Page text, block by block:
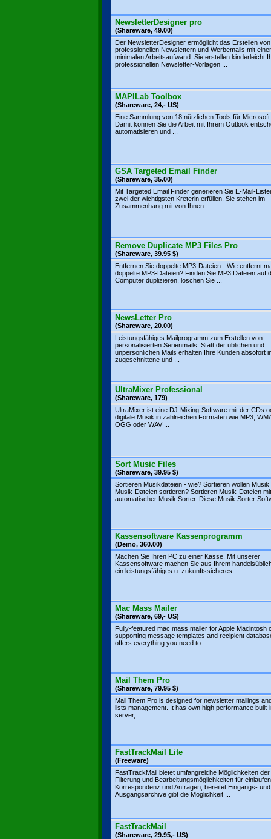
NewsletterDesigner pro
(Shareware, 49.00)
Der NewsletterDesigner ermöglicht das Erstellen von
professionellen Newslettern und Werbemails mit
minimalen Arbeitsaufwand. Sie erstellen kinderleicht
professionellen Newsletter-Vorlagen ...
MAPILab Toolbox
(Shareware, 24,- US)
Eine Sammlung von 18 nützlichen Tools für
Damit können Sie die Arbeit mit Ihrem Outlook
automatisieren und ...
GSA Targeted Email Finder
(Shareware, 35.00)
Mit Targeted Email Finder generieren Sie E-Mail-
zwei der wichtigsten Kreterin erfüllen. Sie stehen im
Zusammenhang mit von Ihnen ...
Remove Duplicate MP3 Files Pro
(Shareware, 39.95 $)
Entfernen Sie doppelte MP3-Dateien - Wie entfernt
doppelte MP3-Dateien? Finden Sie MP3 Dateien auf
Computer duplizieren, löschen Sie ...
NewsLetter Pro
(Shareware, 20.00)
Leistungsfähiges Mailprogramm zum Erstellen von
personalisierten Serienmails. Statt der üblichen und
unpersönlichen Mails erhalten Ihre Kunden absofort
zugeschnittene und ...
UltraMixer Professional
(Shareware, 179)
UltraMixer ist eine DJ-Mixing-Software mit der CDs
digitale Musik in zahlreichen Formaten wie MP3,
OGG oder WAV ...
Sort Music Files
(Shareware, 39.95 $)
Sortieren Musikdateien - wie? Sortieren wollen Musik
Musik-Dateien sortieren? Sortieren Musik-Dateien mit
automatischer Musik Sorter. Diese Musik Sorter
Kassensoftware Kassenprogramm
(Demo, 360.00)
Machen Sie Ihren PC zu einer Kasse. Mit unserer
Kassensoftware machen Sie aus Ihrem
ein leistungsfähiges u. zukunftssicheres ...
Mac Mass Mailer
(Shareware, 69,- US)
Fully-featured mac mass mailer for Apple Macintosh
supporting message templates and recipient
offers everything you need to ...
Mail Them Pro
(Shareware, 79.95 $)
Mail Them Pro is designed for newsletter mailings
lists management. It has own high performance built-
server, ...
FastTrackMail Lite
(Freeware)
FastTrackMail bietet umfangreiche Möglichkeiten der
Filterung und Bearbeitungsmöglichkeiten für
Korrespondenz und Anfragen, bereitet Eingangs- und
Ausgangsarchive gibt die Möglichkeit ...
FastTrackMail
(Shareware, 29.95,- US)